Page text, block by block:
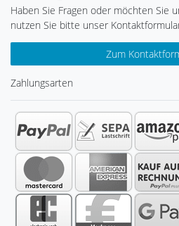
Haben Sie Fragen oder möchten Sie
nutzen Sie bitte unser
Zum
Zahlungsarten